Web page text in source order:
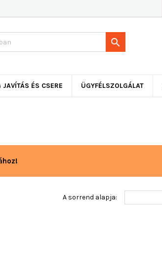

JAVÍTÁS ÉS CSERE ÜGYFÉLSZOLGÁLAT
A sorrend alapja: